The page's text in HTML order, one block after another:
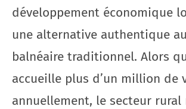
développement économique
une alternative authentique
balnéaire traditionnel. Alors
accueille plus d’un million de
annuellement, le secteur rural